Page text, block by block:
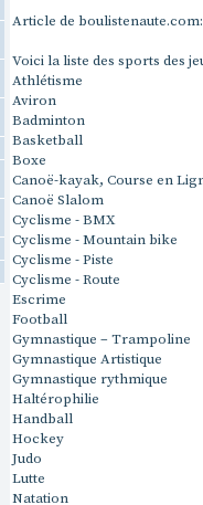
Article de boulistenaute.com:
Voici la liste des sports des
Athlétisme
Aviron
Badminton
Basketball
Boxe
Canoë-kayak, Course en
Canoë Slalom
Cyclisme - BMX
Cyclisme - Mountain bike
Cyclisme - Piste
Cyclisme - Route
Escrime
Football
Gymnastique – Trampoline
Gymnastique Artistique
Gymnastique rythmique
Haltérophilie
Handball
Hockey
Judo
Lutte
Natation